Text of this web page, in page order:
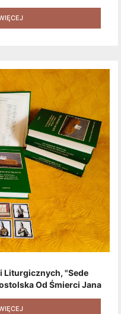
[zestaw 3
+ Gratis]
Liturgicznych, "Sede
Od Śmierci Jana
XVI" [2020] + Zestaw 6
+ Kod Rabatowy Na